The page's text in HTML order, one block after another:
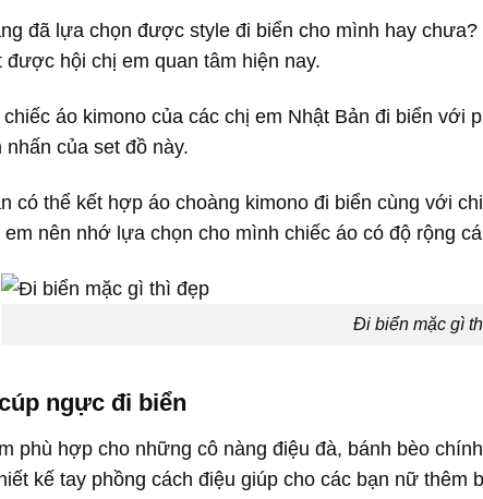
đã lựa chọn được style đi biển cho mình hay
được hội chị em quan tâm hiện nay.
áo kimono của các chị em Nhật Bản đi biển với
nhấn của set đồ này.
có thể kết hợp áo choàng kimono đi biển cùng với
em nên nhớ lựa chọn cho mình chiếc áo có độ rộng
Đi biển mặc gì
ngực đi biển
phù hợp cho những cô nàng điệu đà, bánh bèo
kế tay phồng cách điệu giúp cho các bạn nữ thêm